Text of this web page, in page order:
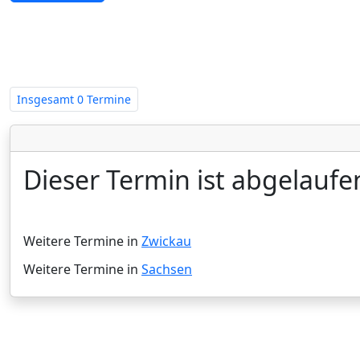
Insgesamt 0 Termine
Dieser Termin ist
Weitere Termine in Zwickau
Weitere Termine in Sachsen